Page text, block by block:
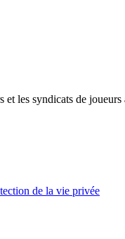
et les syndicats de joueurs
de la vie privée